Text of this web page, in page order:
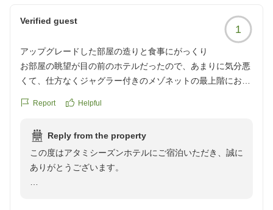
お風呂は裸で階段上がるのはちょっと嫌でしたが、あとはき
クチコミの詳細はこちらから
https://review.travel.rakuten.co.jp/hotel/voice/44112?
reviewId=33123478576809
Verified guest
1
アップグレードした部屋の造りと食事にがっくり
お部屋の眺望が目の前のホテルだったので、あまりに気分悪
くて、仕方なくジャグラー付きのメゾネットの最上階にお金
すぐに真っ暗な意味不明な砂利石置き場、、、そのすぐ奥の
レが置いてある感じ、、、全てシースルーのカラス張にシー
ルで目隠しした状態。。。リビングセットの脇がトイレは流
石に、、、換気が上についてるだけの普通のものなので、臭
いが部屋に充満する予感。。。トイレはロビーまで降りまし
Report Helpful
Reply from the property
この度はアタミシーズンホテルにご宿泊いただき、誠に
ありがとうございます。